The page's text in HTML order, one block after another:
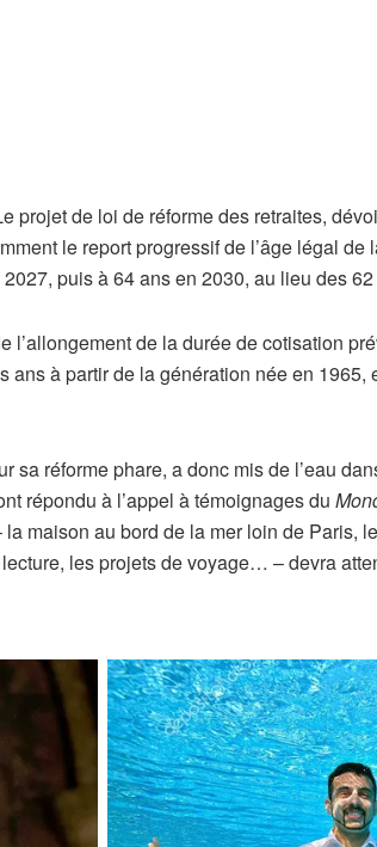
projet de loi de réforme des retraites,
le report progressif de l’âge légal de
puis à 64 ans en 2030, au lieu des
l’allongement de la durée de cotisation
à partir de la génération née en 1965,
sa réforme phare, a donc mis de l’eau
répondu à l’appel à témoignages du
la maison au bord de la mer loin de Paris,
les projets de voyage… – devra